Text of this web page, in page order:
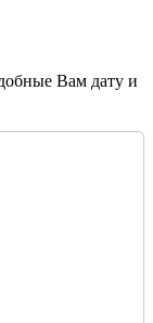
Вам дату и